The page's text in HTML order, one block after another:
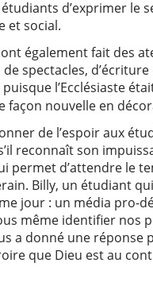
d’exprimer le
et social.
également fait des
spectacles,
l’Ecclésiaste
façon nouvelle en
de l’espoir aux
reconnaît son
permet d’attendre le
Billy, un étudiant
jour : un média pro-
même identifier nos
a donné une
que Dieu est au